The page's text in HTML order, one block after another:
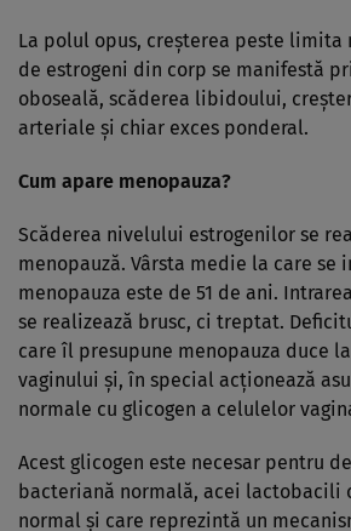
La polul opus, creşterea peste limita
de estrogeni din corp se manifestă
oboseală, scăderea libidoului,
arteriale şi chiar exces ponderal.
Cum apare menopauza?
Scăderea nivelului estrogenilor se
menopauză. Vârsta medie la care se
menopauza este de 51 de ani.
se realizează brusc, ci treptat.
care îl presupune menopauza duce
vaginului şi, în special acţionează
normale cu glicogen a celulelor
Acest glicogen este necesar pentru
bacteriană normală, acei lactobacili
normal şi care reprezintă un